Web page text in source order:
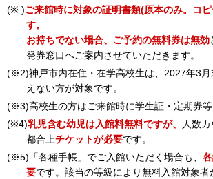
(※ )ご来館時に対象の証明書類(原本のみ。コ
す。
お持ちでない場合、ご予約の無料券は無効
発券窓口へご案内させていただきます。
(※2)神戸市内在住・在学高校生は、2027年3月
えない方が対象です。
(※3)高校生の方はご来館時に学生証・定期券等
(※4)乳児含む幼児は入館料無料ですが、
人数
都合上チケットが必要です。
(※5)「各種手帳」でご入館いただく場合も、
要です。該当の等級により無料入館対象